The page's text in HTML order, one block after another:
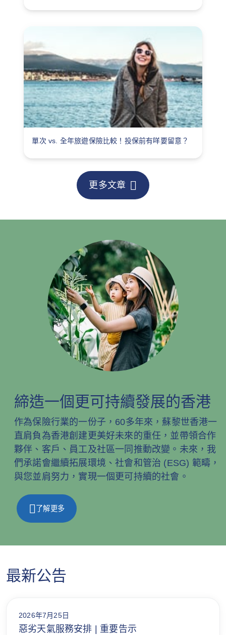
單次 vs. 全年旅遊保險比較！投保前有咩要留意？
更多文章
締造一個更可持續發展的香港
作為保險行業的一份子，60多年來，蘇黎世香港一
直肩負為香港創建更美好未來的重任，並帶領合作
夥伴、客戶、員工及社區一同推動改變。未來，我
們承諾會繼續拓展環境、社會和管治 (ESG) 範疇，
與您並肩努力，實現一個更可持續的社會。
了解更多
最新公告
2026年7月25日
惡劣天氣服務安排 | 重要告示